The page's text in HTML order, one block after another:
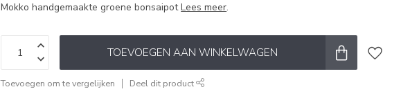
Mokko handgemaakte groene bonsaipotLees meer.
TOEVOEGEN AAN WINKELWAGEN
Toevoegen om te vergelijken Deel dit product